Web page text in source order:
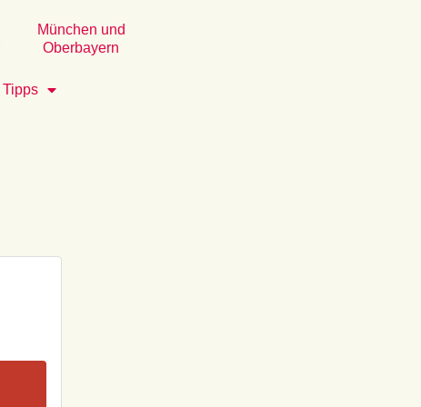
München und
Oberbayern
Tipps